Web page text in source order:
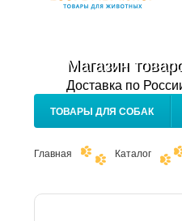
Магазин
Доставка по
ТОВАРЫ ДЛЯ СОБАК
Главная Каталог